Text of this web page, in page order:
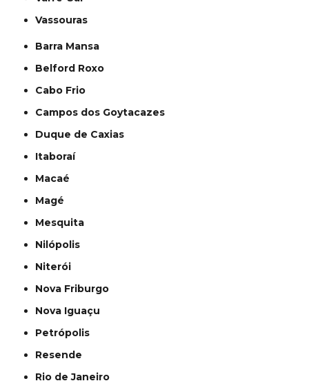
Vassouras
Barra Mansa
Belford Roxo
Cabo Frio
Campos dos Goytacazes
Duque de Caxias
Itaboraí
Macaé
Magé
Mesquita
Nilópolis
Niterói
Nova Friburgo
Nova Iguaçu
Petrópolis
Resende
Rio de Janeiro